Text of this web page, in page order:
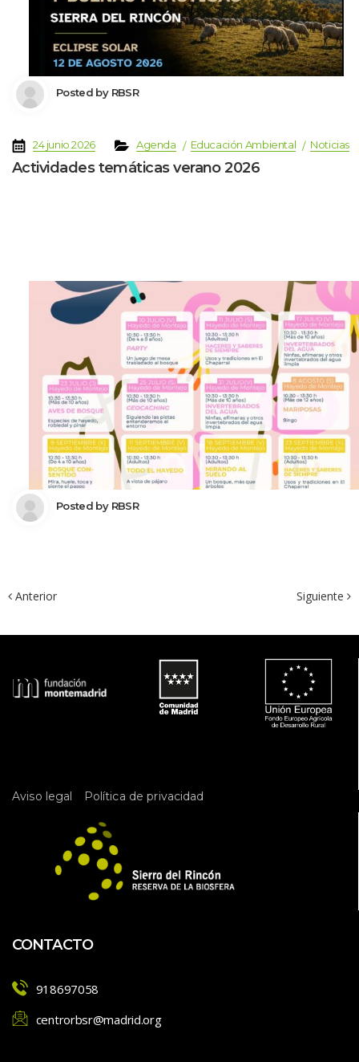
Posted by RBSR
24 junio 2026 Agenda Educación Ambiental Noticia
Actividades temáticas verano 2026
Posted by RBSR
Anterior Siguiente
Aviso legal Política de privacidad
CONTACTO
918697058
centrorbsr@madrid.org